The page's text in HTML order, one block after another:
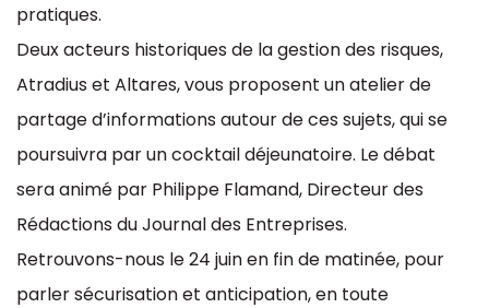
pratiques.
Deux acteurs historiques de la gestion des risques,
Atradius et Altares, vous proposent un atelier de
partage d’informations autour de ces sujets, qui se
poursuivra par un cocktail déjeunatoire. Le débat
sera animé par Philippe Flamand, Directeur des
Rédactions du Journal des Entreprises.
Retrouvons-nous le 24 juin en fin de matinée, pour
parler sécurisation et anticipation, en toute